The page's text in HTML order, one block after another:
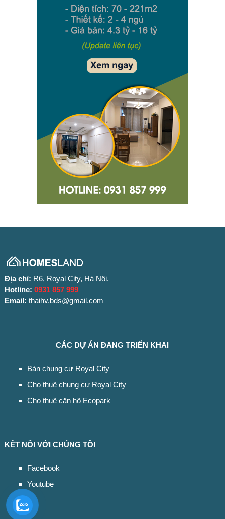
Địa chỉ: R6, Royal City, Hà Nội.
Hotline: 0931 857 999
Email: thaihv.bds@gmail.com
CÁC DỰ ÁN ĐANG TRIỂN KHAI
Bán chung cư Royal City
Cho thuê chung cư Royal City
Cho thuê căn hộ Ecopark
KẾT NỐI VỚI CHÚNG TÔI
Facebook
Youtube